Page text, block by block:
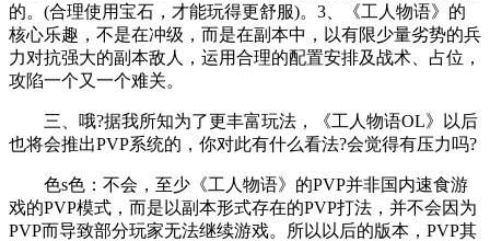
的。(合理使用宝石，才能玩得更舒服)。3、《工人物语》的
核心乐趣，不是在冲级，而是在副本中，以有限少量劣势的兵
力对抗强大的副本敌人，运用合理的配置安排及战术、占位，
攻陷一个又一个难关。
三、哦?据我所知为了更丰富玩法，《工人物语OL》以后
也将会推出PVP系统的，你对此有什么看法?会觉得有压力吗?
色s色：不会，至少《工人物语》的PVP并非国内速食游
戏的PVP模式，而是以副本形式存在的PVP打法，并不会因为
PVP而导致部分玩家无法继续游戏。所以以后的版本，PVP其